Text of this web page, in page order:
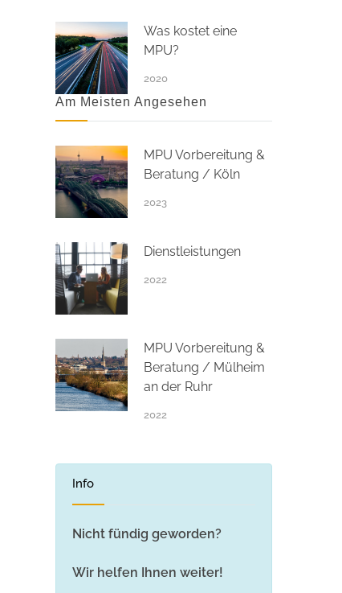
Was kostet eine
MPU?
2020
Am Meisten Angesehen
MPU Vorbereitung &
Beratung / Köln
2023
Dienstleistungen
2022
MPU Vorbereitung &
Beratung / Mülheim
an der Ruhr
2022
Info
Nicht fündig geworden?
Wir helfen Ihnen weiter!